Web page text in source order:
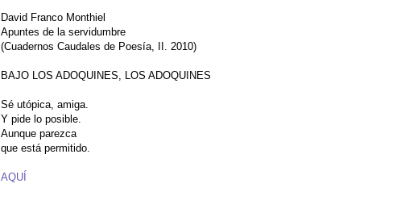
David Franco Monthiel
Apuntes de la servidumbre
(Cuadernos Caudales de Poesía, II. 2010)
BAJO LOS ADOQUINES, LOS ADOQUINES
Sé utópica, amiga.
Y pide lo posible.
Aunque parezca
que está permitido.
AQUÍ